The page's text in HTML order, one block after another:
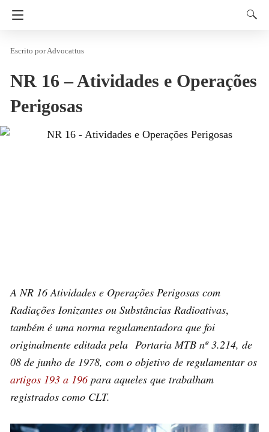
Advocattus
NR 16 – Atividades e Operações
Perigosas
A NR 16 Atividades e Operações Perigosas com
Radiações Ionizantes ou Substâncias Radioativas,
também é uma norma regulamentadora que foi
originalmente editada pela Portaria MTB nº 3.214, de
08 de junho de 1978, com o objetivo de regulamentar os
artigos 193 a 196para aqueles que trabalham
registrados como CLT.